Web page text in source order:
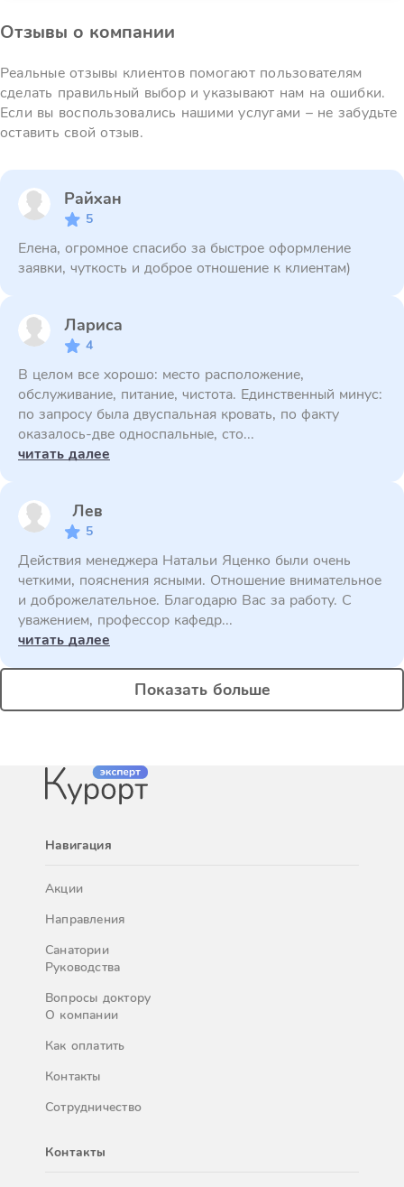
Отзывы о компании
Реальные отзывы клиентов помогают пользователям
сделать правильный выбор и указывают нам на ошибки.
Если вы воспользовались нашими услугами – не забудьте
оставить свой отзыв.
Райхан
5
Елена, огромное спасибо за быстрое оформление
заявки, чуткость и доброе отношение к клиентам)
Лариса
4
В целом все хорошо: место расположение,
обслуживание, питание, чистота. Единственный минус:
по запросу была двуспальная кровать, по факту
оказалось-две односпальные, сто...
читать далее
Лев
5
Действия менеджера Натальи Яценко были очень
четкими, пояснения ясными. Отношение внимательное
и доброжелательное. Благодарю Вас за работу. С
уважением, профессор кафедр...
читать далее
Показать больше
Навигация
Акции
Направления
Санатории
Руководства
Вопросы доктору
О компании
Как оплатить
Контакты
Сотрудничество
Контакты